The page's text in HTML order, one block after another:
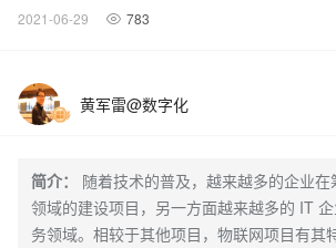
2021-06-29 783
黄军雷@数字化
简介：
随着技术的普及，越来越多的企业
领域的建设项目，另一方面越来越多的 IT
务领域。相较于其他项目，物联网项目有其